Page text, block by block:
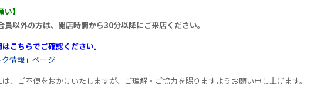
い】
員以外の方は、開店時間から30分以降にご来店ください。
こちらでご確認ください。
ク情報」ページ
、ご不便をおかけいたしますが、ご理解・ご協力を賜りますようお願い申し上げます。